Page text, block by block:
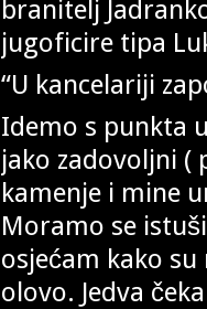
branitelj
jugoficire tipa
“U kancelariji
Idemo s punkta
jako zadovoljni (
kamenje i mine
Moramo se
osjećam kako
olovo. Jedva